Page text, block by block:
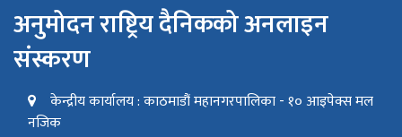
अनुमोदन राष्ट्रिय दैनिकको अनलाइन
संस्करण
केन्द्रीय कार्यालय : काठमाडौं महानगरपालिका - १० आइपेक्स मल
नजिक